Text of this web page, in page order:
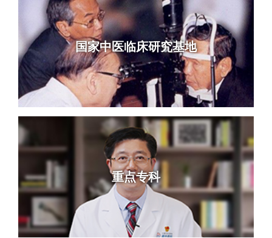
国家中医临床研究基地
重点专科